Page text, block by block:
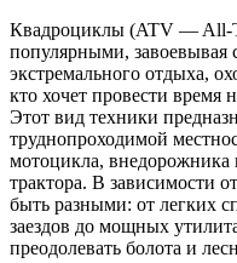
Квадроциклы (ATV — All-
популярными,
экстремального отдыха,
кто хочет провести время
Этот вид техники
труднопроходимой
мотоцикла, внедорожника
трактора. В зависимости
быть разными: от легких
заездов до мощных
преодолевать болота и